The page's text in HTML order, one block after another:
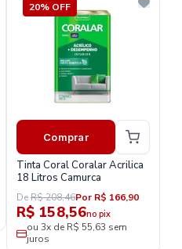
20% OFF
Comprar
Tinta Coral Coralar Acrilica
18 Litros Camurca
DeR$ 208,46Por R$ 166,90
R$ 158,56no pix
ou 3x de R$ 55,63 sem
juros